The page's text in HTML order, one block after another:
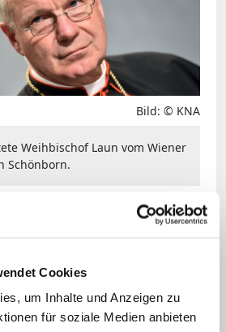
Cookies
um Inhalte und Anzeigen zu
für soziale Medien anbieten
Bild: © KNA
Weihbischof Laun vom Wiener
Schönborn.
Launs Aussagen kam
und vom
Franz Lackner. Es
Wert